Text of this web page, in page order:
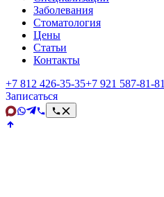
Заболевания
Стоматология
Цены
Статьи
Контакты
+7 812 426‑35‑35+7 921 587‑81‑81
Записаться